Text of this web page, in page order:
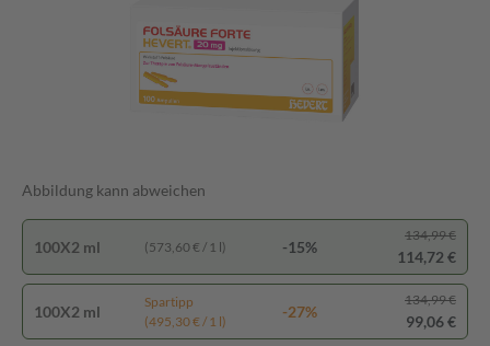
Abbildung kann abweichen
100X2 ml (573,60 € / 1 l) -15%
134,99 €
114,72 €
100X2 ml
Spartipp
(495,30 € / 1 l)
-27%
134,99 €
99,06 €